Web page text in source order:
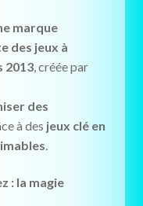
marque
des jeux à
2013, créée par
des
à des jeux clé en
: la magie